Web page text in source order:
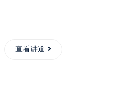
查看讲道